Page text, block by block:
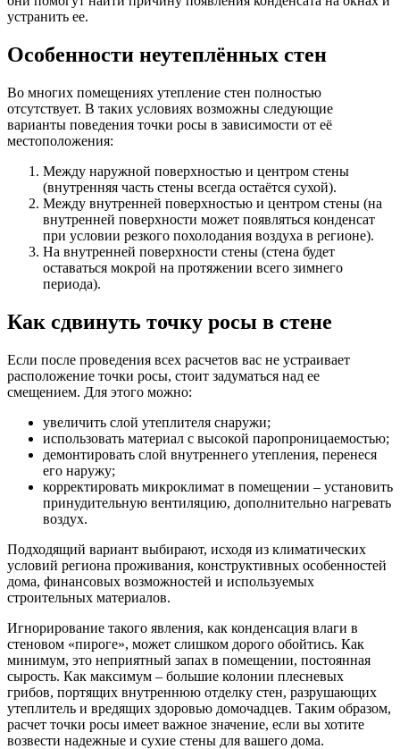
устранить ее.
Особенности неутеплённых стен
Во многих помещениях утепление стен полностью
отсутствует. В таких условиях возможны следующие
варианты поведения точки росы в зависимости от её
местоположения:
Между наружной поверхностью и центром стены
(внутренняя часть стены всегда остаётся сухой).
Между внутренней поверхностью и центром стены (на
внутренней поверхности может появляться конденсат
при условии резкого похолодания воздуха в регионе).
На внутренней поверхности стены (стена будет
оставаться мокрой на протяжении всего зимнего
периода).
Как сдвинуть точку росы в стене
Если после проведения всех расчетов вас не устраивает
расположение точки росы, стоит задуматься над ее
смещением. Для этого можно:
увеличить слой утеплителя снаружи;
использовать материал с высокой паропроницаемостью;
демонтировать слой внутреннего утепления, перенеся
его наружу;
корректировать микроклимат в помещении – установить
принудительную вентиляцию, дополнительно нагревать
воздух.
Подходящий вариант выбирают, исходя из климатических
условий региона проживания, конструктивных особенностей
дома, финансовых возможностей и используемых
строительных материалов.
Игнорирование такого явления, как конденсация влаги в
стеновом «пироге», может слишком дорого обойтись. Как
минимум, это неприятный запах в помещении, постоянная
сырость. Как максимум – большие колонии плесневых
грибов, портящих внутреннюю отделку стен, разрушающих
утеплитель и вредящих здоровью домочадцев. Таким образом,
расчет точки росы имеет важное значение, если вы хотите
возвести надежные и сухие стены для вашего дома.